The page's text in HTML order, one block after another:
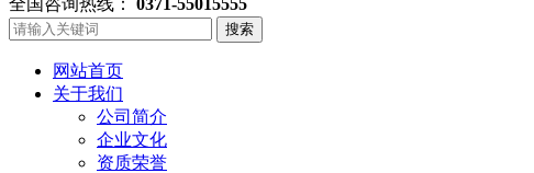
全国咨询热线： 0371-55015555
搜索
网站首页
关于我们
公司简介
企业文化
资质荣誉